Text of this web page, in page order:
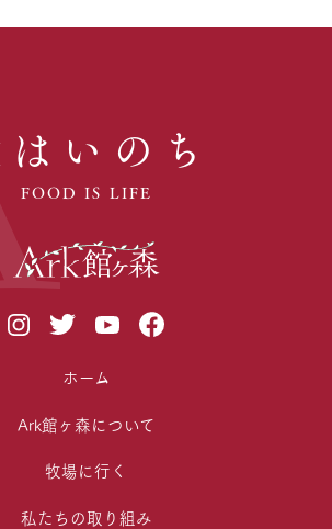
いのち
FOOD IS LIFE
ホーム
Ark館ヶ森について
牧場に行く
私たちの取り組み